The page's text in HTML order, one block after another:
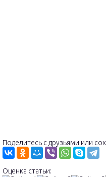
Поделитесь с друзьями или
Оценка статьи: